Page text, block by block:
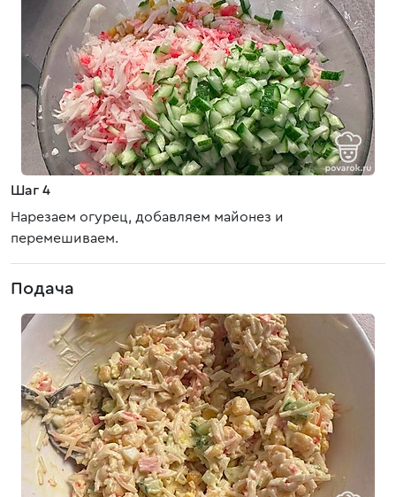
Шаг 4
Нарезаем огурец, добавляем майонез и
перемешиваем.
Подача